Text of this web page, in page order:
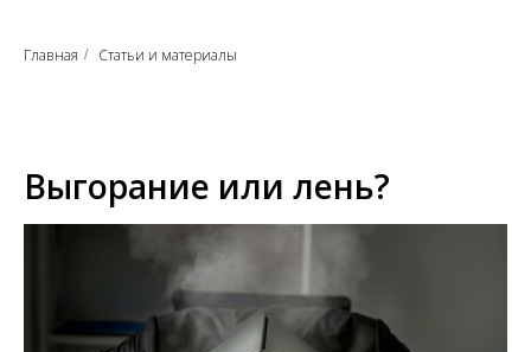
Главная / Статьи и материалы
Выгорание или лень?